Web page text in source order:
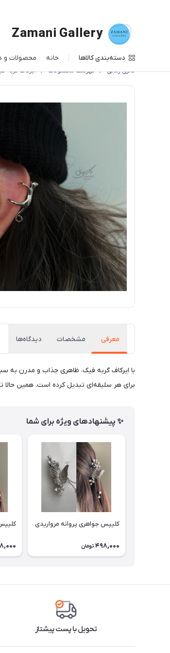
Zamani Gallery
دسته‌بندی کالاها خانه محصولات و
گالری زمانی / فهرست محصولات / ایرکاف گربه
معرفی مشخصات دیدگاه‌ها
با ایرکاف گربه فیک، ظاهری جذاب و مدرن به
برای هر سلیقه‌ای تبدیل کرده است. همین حالا
✨ پیشنهادهای ویژه برای شما
کلیپس جواهری پروانه مرواریدی
498,000 تومان
تحویل با پست پیشتاز